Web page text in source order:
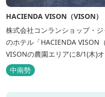
HACIENDA VISON（VISON）
株式会社コンランショップ・
のホテル「HACIENDA VISON
VISONの農園エリアに8/1(木)オープン。 VISONで
農園エリアに建つHACIENDA
の“HACIENDA”は、スペイン語
中南勢